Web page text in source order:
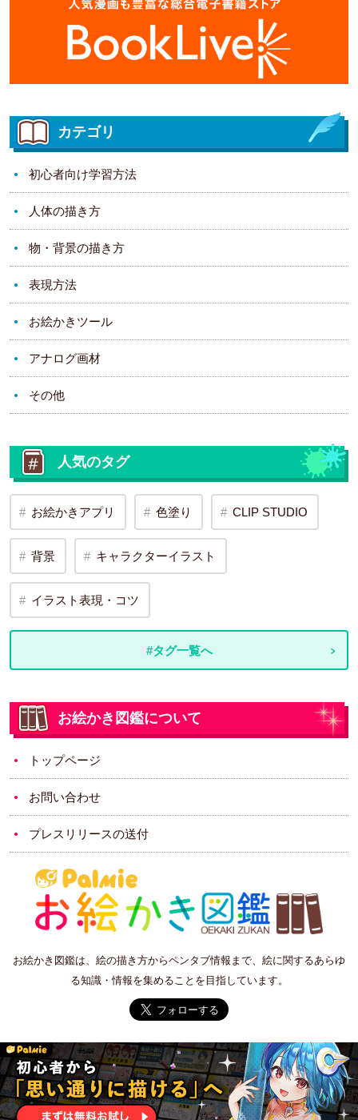
カテゴリ
初心者向け学習方法
人体の描き方
物・背景の描き方
表現方法
お絵かきツール
アナログ画材
その他
人気のタグ
お絵かきアプリ 色塗り CLIP STUDIO
背景 キャラクターイラスト
イラスト表現・コツ
#タグ一覧へ
お絵かき図鑑について
トップページ
お問い合わせ
プレスリリースの送付
お絵かき図鑑は、絵の描き方からペンタブ情報まで、絵に関するあらゆ
る知識・情報を集めることを目指しています。